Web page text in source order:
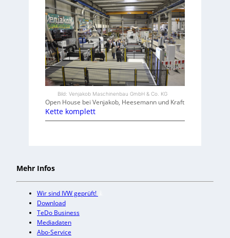
Bild: Venjakob Maschinenbau GmbH & Co. KG
Open House bei Venjakob, Heesemann und Kraft
Kette komplett
Mehr Infos
Wir sind IVW geprüft!
Download
TeDo Business
Mediadaten
Abo-Service